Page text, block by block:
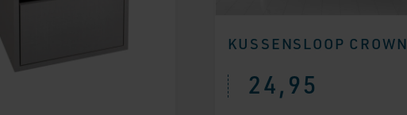
KUSSENSLOOP CROWN
24,95